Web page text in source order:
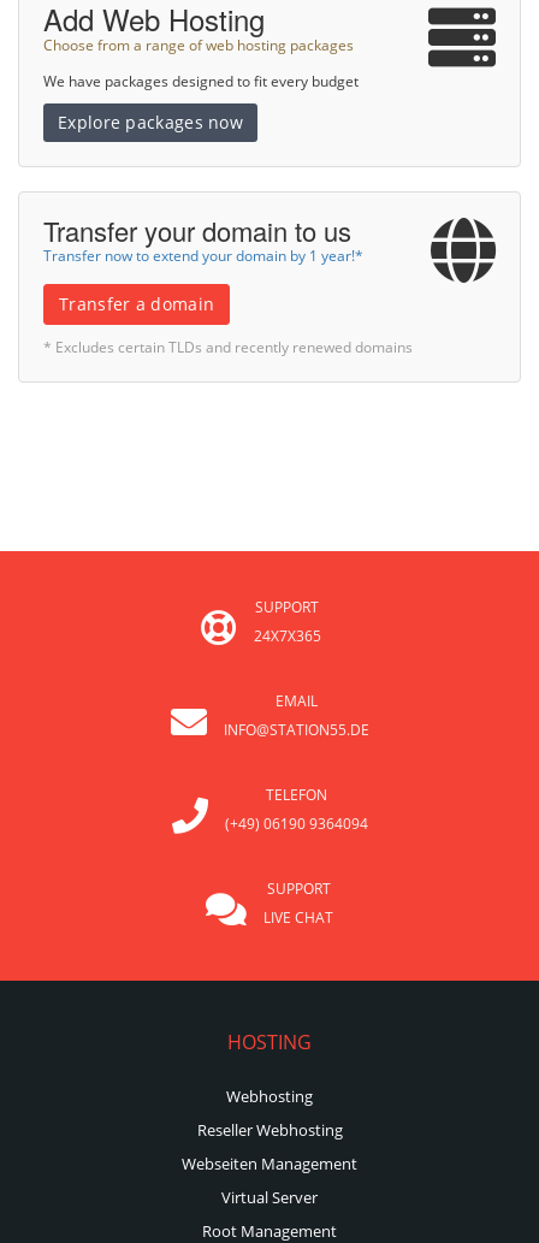
Add Web Hosting
Choose from a range of web hosting packages
We have packages designed to fit every budget
Explore packages now
Transfer your domain to us
Transfer now to extend your domain by 1 year!*
Transfer a domain
* Excludes certain TLDs and recently renewed domains
SUPPORT
24X7X365
EMAIL
INFO@STATION55.DE
TELEFON
(+49) 06190 9364094
SUPPORT
LIVE CHAT
HOSTING
Webhosting
Reseller Webhosting
Webseiten Management
Virtual Server
Root Management